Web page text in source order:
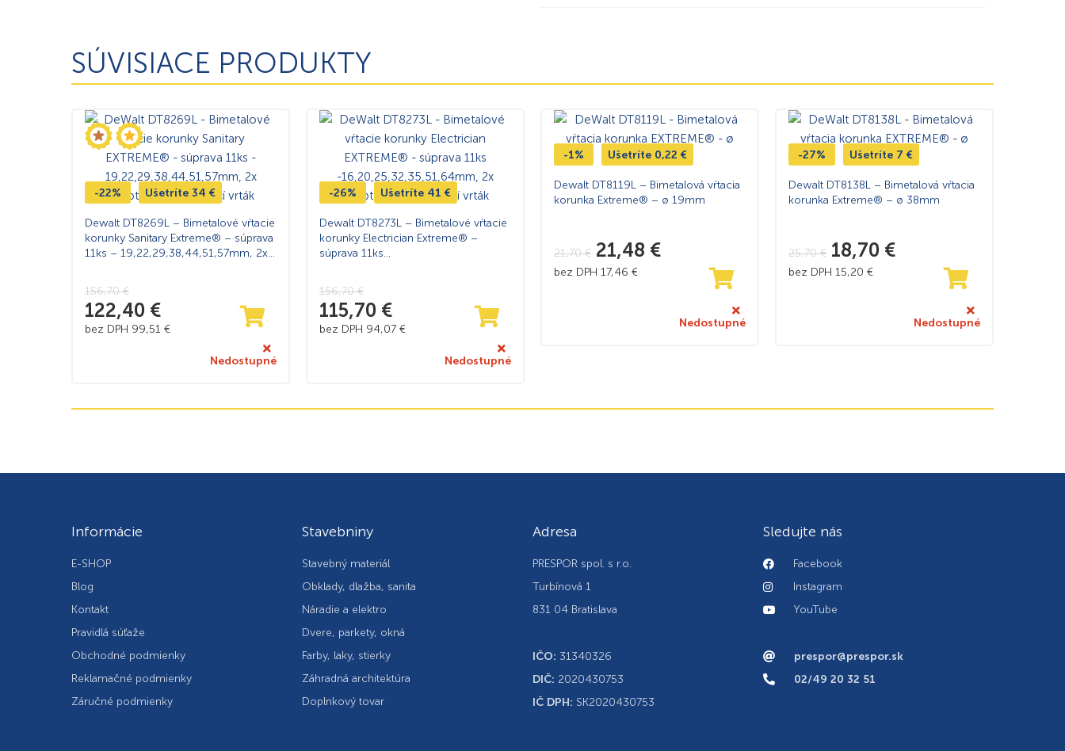
SÚVISIACE PRODUKTY
-22% Ušetríte 34 €
Dewalt DT8269L – Bimetalové vŕtacie
korunky Sanitary Extreme® – súprava
11ks – 19,22,29,38,44,51,57mm, 2x
156,70€
122,40 €
bez DPH 99,51 €
Nedostupné
-26% Ušetríte 41 €
Dewalt DT8273L – Bimetalové vŕtacie
korunky Electrician Extreme® –
súprava 11ks
adaptér, 2x navádzací vrták
156,70€
115,70 €
bez DPH 94,07 €
Nedostupné
-1% Ušetríte 0,22 €
Dewalt DT8119L – Bimetalová vŕtacia
korunka Extreme® – ø 19mm
21,70€ 21,48 €
bez DPH 17,46 €
Nedostupné
-27% Ušetríte 7 €
Dewalt DT8138L – Bimetalová vŕtacia
korunka Extreme® – ø 38mm
25,70€ 18,70 €
bez DPH 15,20 €
Nedostupné
Informácie
E-SHOP
Blog
Kontakt
Pravidlá súťaže
Obchodné podmienky
Reklamačné podmienky
Záručné podmienky
Stavebniny
Stavebný materiál
Obklady, dlažba, sanita
Náradie a elektro
Dvere, parkety, okná
Farby, laky, stierky
Záhradná architektúra
Doplnkový tovar
Adresa
PRESPOR spol. s r.o.
Turbínová 1
831 04 Bratislava
IČO: 31340326
DIČ: 2020430753
IČ DPH: SK2020430753
Sledujte nás
Facebook
Instagram
YouTube
prespor@prespor.sk
02/49 20 32 51